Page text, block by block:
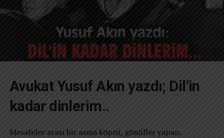
Avukat Yusuf Akın yazdı; Dil’in
kadar dinlerim..
Mesafeler arası bir asma köprü, gönüller yapan.